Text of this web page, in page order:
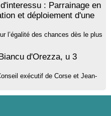
: Parrainage en
et déploiement d'une
l’égalité des chances dès le plus
d'Orezza, u 3
exécutif de Corse et Jean-